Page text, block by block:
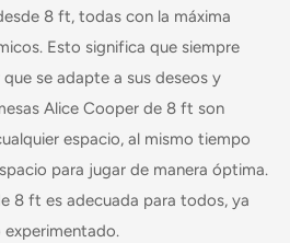
8 ft, todas con la máxima
Esto significa que siempre
se adapte a sus deseos y
Alice Cooper de 8 ft son
espacio, al mismo tiempo
para jugar de manera óptima.
8 ft es adecuada para todos, ya